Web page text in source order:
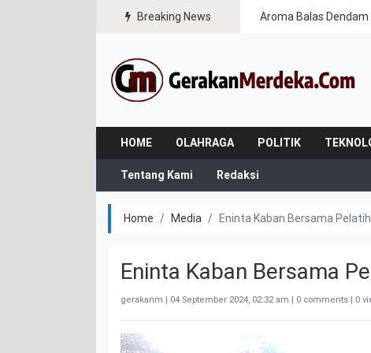
Breaking News Aroma Balas
HOME OLAHRAGA POLITIK
Tentang Kami Redaksi
Home Media Eninta Kaban Bersama
Eninta Kaban Bersama
gerakanm | 04 September 2024, 02:32 am | 0 comments | 0